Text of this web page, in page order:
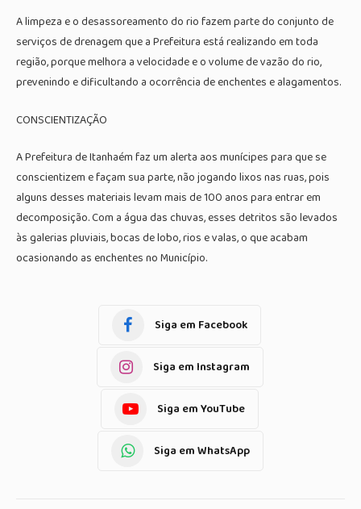
A limpeza e o desassoreamento do rio fazem parte do conjunto de
serviços de drenagem que a Prefeitura está realizando em toda
região, porque melhora a velocidade e o volume de vazão do rio,
prevenindo e dificultando a ocorrência de enchentes e alagamentos.
CONSCIENTIZAÇÃO
A Prefeitura de Itanhaém faz um alerta aos munícipes para que se
conscientizem e façam sua parte, não jogando lixos nas ruas, pois
alguns desses materiais levam mais de 100 anos para entrar em
decomposição. Com a água das chuvas, esses detritos são levados
às galerias pluviais, bocas de lobo, rios e valas, o que acabam
ocasionando as enchentes no Município.
Siga em Facebook
Siga em Instagram
Siga em YouTube
Siga em WhatsApp